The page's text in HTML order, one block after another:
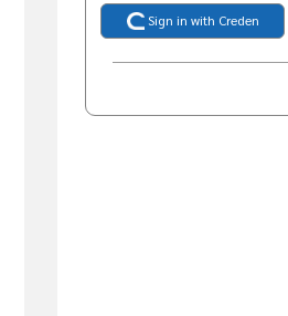
Sign in with Creden